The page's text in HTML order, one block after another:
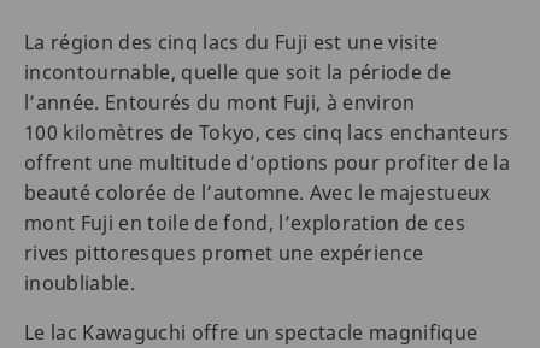
La région des cinq lacs du Fuji est une visite
incontournable, quelle que soit la période de
l’année. Entourés du mont Fuji, à environ
100 kilomètres de Tokyo, ces cinq lacs enchanteurs
offrent une multitude d’options pour profiter de la
beauté colorée de l’automne. Avec le majestueux
mont Fuji en toile de fond, l’exploration de ces
rives pittoresques promet une expérience
inoubliable.
Le lac Kawaguchi offre un spectacle magnifique